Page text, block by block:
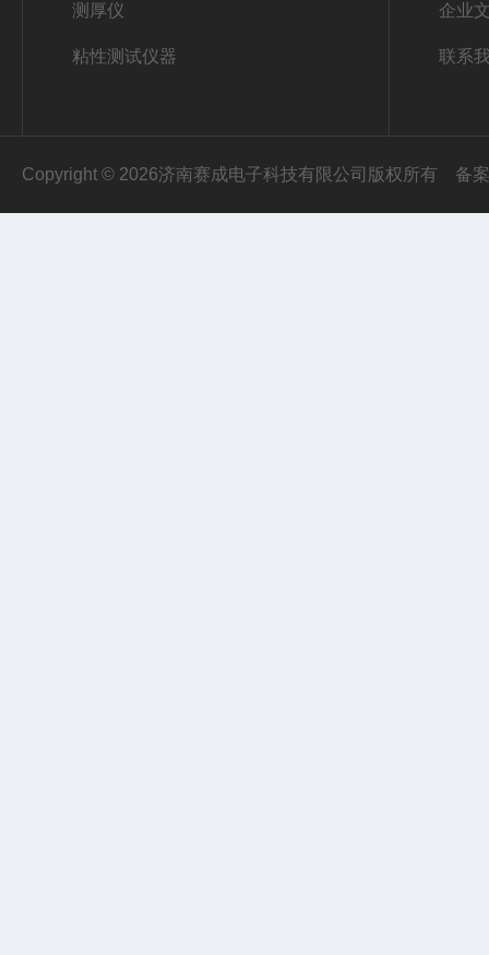
测厚仪
粘性测试仪器
企业
联系
Copyright © 2026济南赛成电子科技有限公司版权所有 备